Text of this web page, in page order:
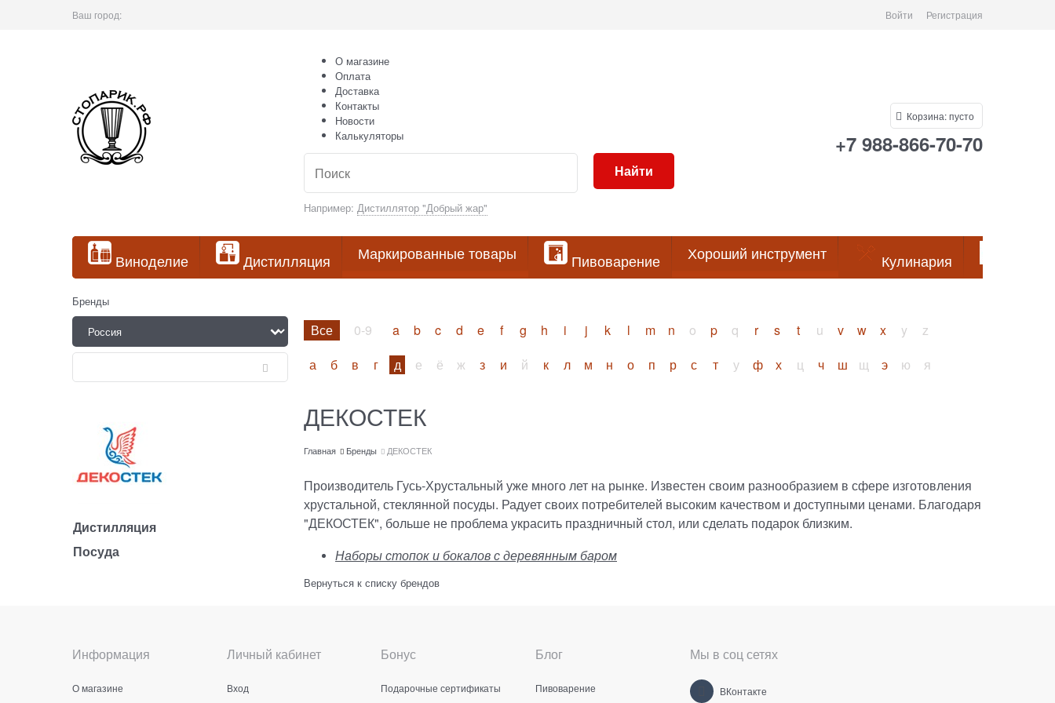
Ваш город: Войти Регистрация
О магазине
Оплата
Доставка
Контакты
Новости
Калькуляторы
Например: Дистиллятор "Добрый жар"
Найти
Корзина:пусто
+7 988-866-70-70
Виноделие Дистилляция Маркированные товары Пивоварение Хороший инструмент Кулинария
Бренды
Все 0-9 a b c d e f g h i j k l m n o p q r s t u v w x y
z
а
б в г д е ё ж з и й к л м н о п р с т у ф х ц ч ш щ э ю я
Дистилляция
Посуда
ДЕКОСТЕК
Главная Бренды ДЕКОСТЕК
Производитель Гусь-Хрустальный уже много лет на рынке. Известен своим разнообразием в сфере изготовления
хрустальной, стеклянной посуды. Радует своих потребителей высоким качеством и доступными ценами. Благодаря
"ДЕКОСТЕК", больше не проблема украсить праздничный стол, или сделать подарок близким.
Наборы стопок и бокалов с деревянным баром
Вернуться к списку брендов
Информация
О магазине
Личный кабинет
Вход
Бонус
Подарочные сертификаты
Блог
Пивоварение
Мы в соц сетях
ВКонтакте